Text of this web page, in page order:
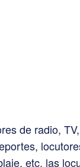
de radio,
etc. las